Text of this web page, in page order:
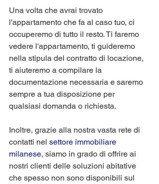
Una volta che avrai trovato
l'appartamento che fa al caso tuo, ci
occuperemo di tutto il resto. Ti faremo
vedere l'appartamento, ti guideremo
nella stipula del contratto di locazione,
ti aiuteremo a compilare la
documentazione necessaria e saremo
sempre a tua disposizione per
qualsiasi domanda o richiesta.
Inoltre, grazie alla nostra vasta rete di
contatti nel settore immobiliare
milanese, siamo in grado di offrire ai
nostri clienti delle soluzioni abitative
che spesso non sono disponibili sul